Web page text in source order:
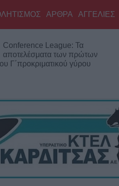
ΑΡΘΡΑ ΑΓΓΕΛΙΕΣ
Conference League: Τα
αποτελέσματα των πρώτων
Γ΄προκριματικού γύρου